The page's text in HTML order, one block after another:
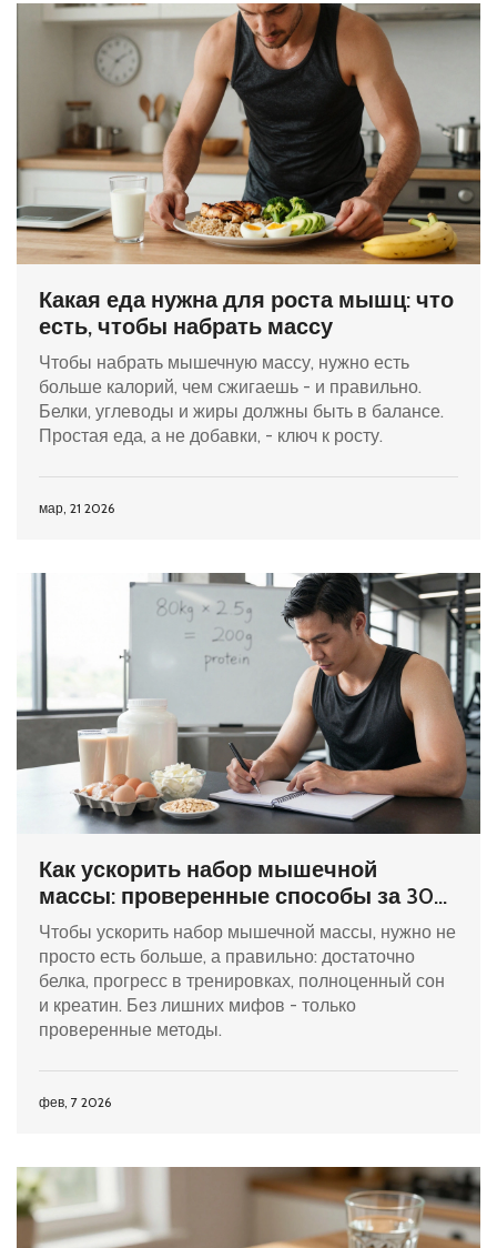
Какая еда нужна для роста мышц: что
есть, чтобы набрать массу
Чтобы набрать мышечную массу, нужно есть
больше калорий, чем сжигаешь - и правильно.
Белки, углеводы и жиры должны быть в балансе.
Простая еда, а не добавки, - ключ к росту.
мар, 21 2026
Как ускорить набор мышечной
массы: проверенные способы за 30
дней
Чтобы ускорить набор мышечной массы, нужно не
просто есть больше, а правильно: достаточно
белка, прогресс в тренировках, полноценный сон
и креатин. Без лишних мифов - только
проверенные методы.
фев, 7 2026